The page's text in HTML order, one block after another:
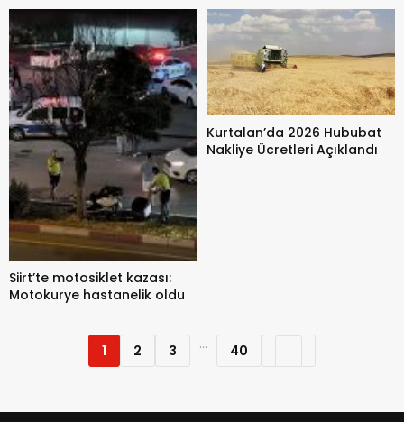
Siirt’te motosiklet kazası:
Motokurye hastanelik oldu
Kurtalan’da 2026 Hububat
Nakliye Ücretleri Açıklandı
1 2 3 ... 40